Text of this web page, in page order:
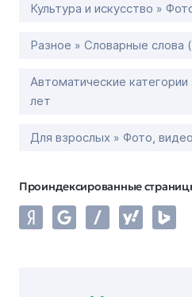
Культура и искусство »
Разное » Словарные слова
Автоматические
лет
Для взрослых » Фото,
Проиндексированные